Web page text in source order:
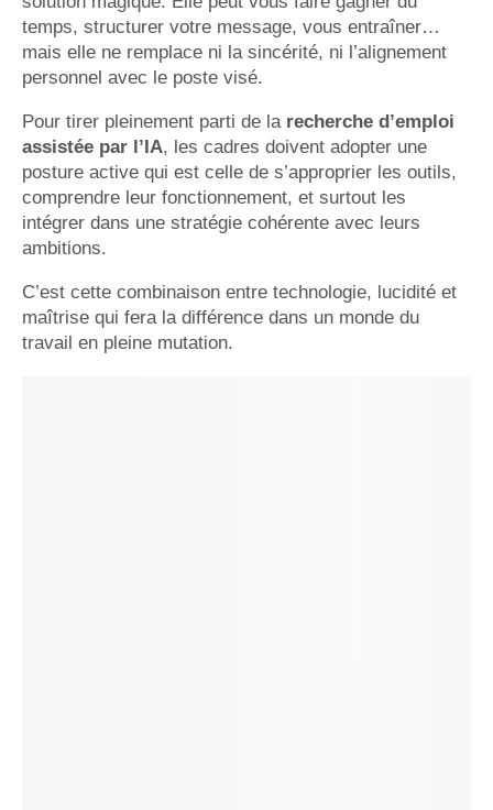
temps, structurer votre message, vous entraîner…
mais elle ne remplace ni la sincérité, ni l’alignement
personnel avec le poste visé.
Pour tirer pleinement parti de la recherche d’emploi
assistée par l’IA, les cadres doivent adopter une
posture active qui est celle de s’approprier les outils,
comprendre leur fonctionnement, et surtout les
intégrer dans une stratégie cohérente avec leurs
ambitions.
C’est cette combinaison entre technologie, lucidité et
maîtrise qui fera la différence dans un monde du
travail en pleine mutation.